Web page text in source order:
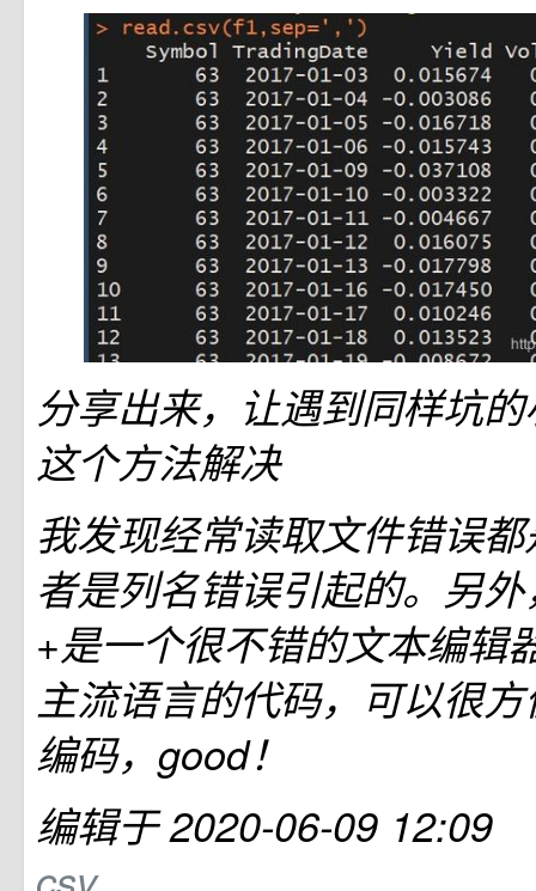
分享出来，让遇到同样坑
这个方法解决
我发现经常读取文件错误
者是列名错误引起的。另
+是一个很不错的文本编辑
主流语言的代码，可以很
编码，good！
编辑于 2020-06-09 12:09